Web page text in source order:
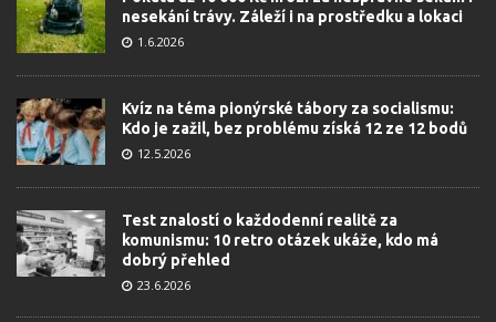
nesekání trávy. Záleží i na prostředku a lokaci
1.6.2026
Kvíz na téma pionýrské tábory za socialismu:
Kdo je zažil, bez problému získá 12 ze 12 bodů
12.5.2026
Test znalostí o každodenní realitě za
komunismu: 10 retro otázek ukáže, kdo má
dobrý přehled
23.6.2026